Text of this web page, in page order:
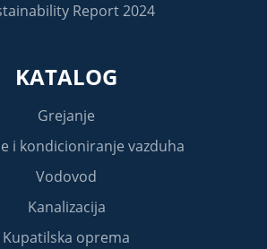
Report 2024
KATALOG
Grejanje
i kondicioniranje vazduha
Vodovod
Kanalizacija
Kupatilska oprema